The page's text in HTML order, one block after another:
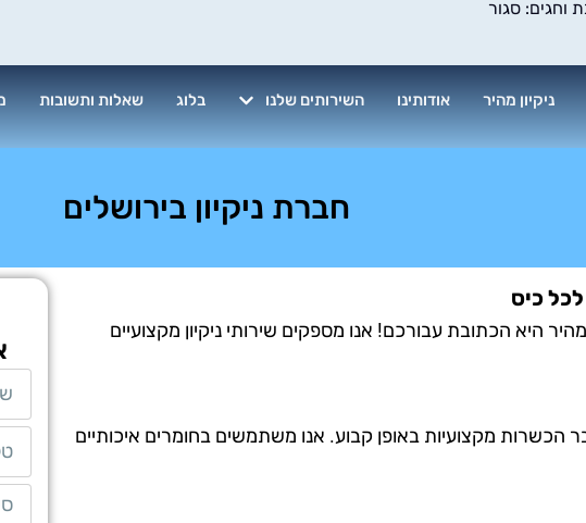
ניקיון מהיר אודותינו השירותים שלנו בלוג שאלות ותשובות
חברת ניקיון בירושלים
כיס
היא הכתובת עבורכם! אנו מספקים שירותי ניקיון מקצועיים
הכשרות מקצועיות באופן קבוע. אנו משתמשים בחומרים איכותיים